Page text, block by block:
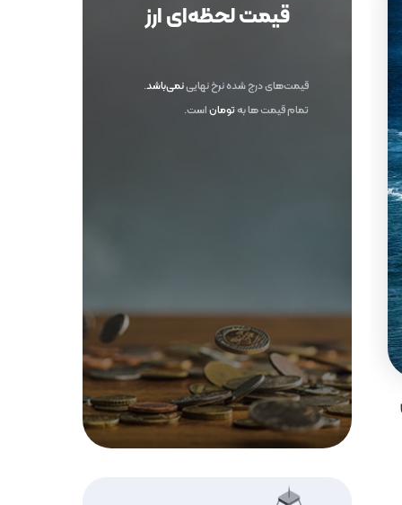
قیمت لحظه‌ای ارز
قیمت‌های درج شده نرخ نهایینمی‌باشد.
تمام قیمت ها به توماناست.